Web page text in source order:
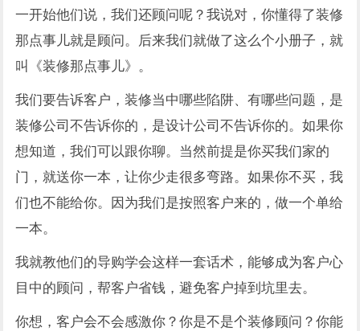
一开始他们说，我们还顾问呢？我说对，你懂得了装修
那点事儿就是顾问。后来我们就做了这么个小册子，就
叫《装修那点事儿》。
我们要告诉客户，装修当中哪些陷阱、有哪些问题，是
装修公司不告诉你的，是设计公司不告诉你的。如果你
想知道，我们可以跟你聊。当然前提是你买我们家的
门，就送你一本，让你少走很多弯路。如果你不买，我
们也不能给你。因为我们是按照客户来的，做一个单给
一本。
我就教他们的导购学会这样一套话术，能够成为客户心
目中的顾问，帮客户省钱，避免客户掉到坑里去。
你想，客户会不会感激你？你是不是个装修顾问？你能